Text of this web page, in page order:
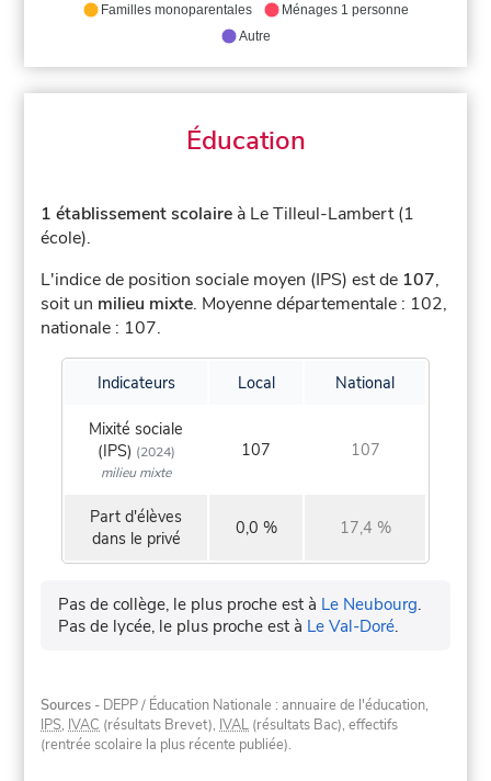
Familles monoparentales
Ménages 1 personne
Autre
Éducation
1 établissement scolaire à Le Tilleul-Lambert (1
école).
L'indice de position sociale moyen (IPS) est de 107,
soit un milieu mixte. Moyenne départementale : 102,
nationale : 107.
Indicateurs Local National
Mixité sociale
(IPS) (2024)
milieu mixte
107 107
Part d'élèves
dans le privé
0,0 % 17,4 %
Pas de collège, le plus proche est à Le Neubourg.
Pas de lycée, le plus proche est à Le Val-Doré.
Sources - DEPP / Éducation Nationale : annuaire de l'éducation,
IPS, IVAC (résultats Brevet), IVAL (résultats Bac), effectifs
(rentrée scolaire la plus récente publiée).